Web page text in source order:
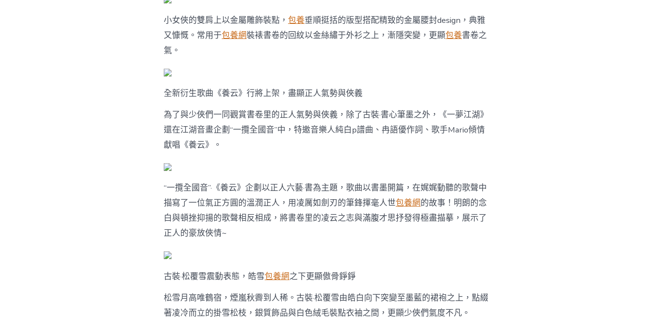
小女俠的雙肩上以金屬雕飾裝點， 包養垂順挺括的版型搭配精致的金屬腰封design，典雅
又慷慨。常用于包養網裝裱書卷的回紋以金絲繡于外衫之上，漸隱突變，更顯包養書卷之
氣。
全新衍生歌曲《養云》行將上架，盡顯正人氣勢與俠義
為了與少俠們一同觀賞書卷里的正人氣勢與俠義，除了古裝·書心筆墨之外，《一夢江湖》
還在江湖音畫企劃“一攬全國音”中，特邀音樂人純白p譜曲、冉語優作詞、歌手Mario傾情
獻唱《養云》。
“一攬全國音”·《養云》企劃以正人六藝·書為主題，歌曲以書墨開篇，在娓娓動聽的歌聲中
描寫了一位氣正方圓的溫潤正人，用凌厲如劍刃的筆鋒揮毫人世包養網的故事！明朗的念
白與頓挫抑揚的歌聲相反相成，將書卷里的凌云之志與滿腹才思抒發得極盡描摹，展示了
正人的豪放俠情~
古裝·松覆雪震動表態，皓雪包養網之下更顯傲骨錚錚
松雪月高唯鶴宿，煙嵐秋霽到人稀。古裝·松覆雪由皓白向下突變至墨藍的裙袍之上，點綴
著凌冷而立的掛雪松枝，銀質飾品與白色絨毛裝點衣袖之間，更顯少俠們氣度不凡。